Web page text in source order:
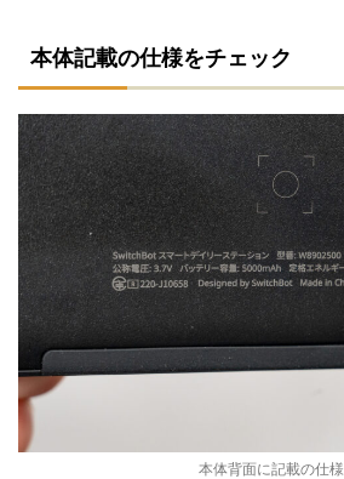
本体記載の仕様をチェック
本体背面に記載の仕様